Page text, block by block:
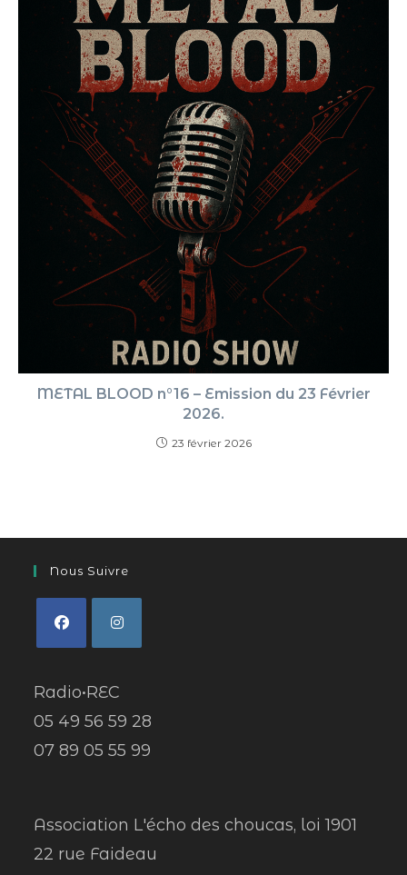
METAL BLOOD n°16 – Emission du 23 Février
2026.
23 février 2026
Nous Suivre
Radio•REC
05 49 56 59 28
07 89 05 55 99
Association L'écho des choucas, loi 1901
22 rue Faideau